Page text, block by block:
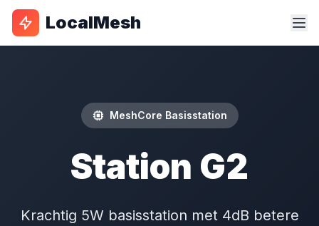
LocalMesh
MeshCore Basisstation
Station G2
Krachtig 5W basisstation met 4dB betere